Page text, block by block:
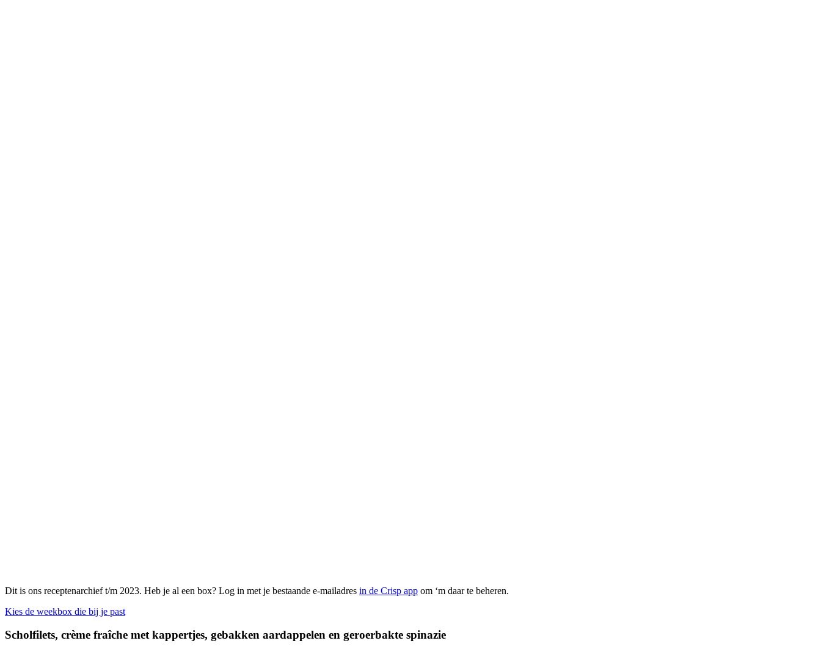
Dit is ons receptenarchief t/m 2023. Heb je al een box? Log in met je bestaande e-mailadres in de Crisp app om ‘m daar te beheren.
Kies de weekbox die bij je past
Scholfilets, crème fraîche met kappertjes, gebakken aardappelen en geroerbakte spinazie